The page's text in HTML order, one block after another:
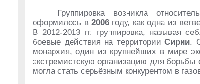
Группировка возникла
оформилось в 2006 году, как одна из
В 2012-2013 гг. группировка, называя
боевые действия на территорииСирии.
монархия, один из крупнейших в мире
экстремистскую организацию для
могла стать серьёзным конкурентом в